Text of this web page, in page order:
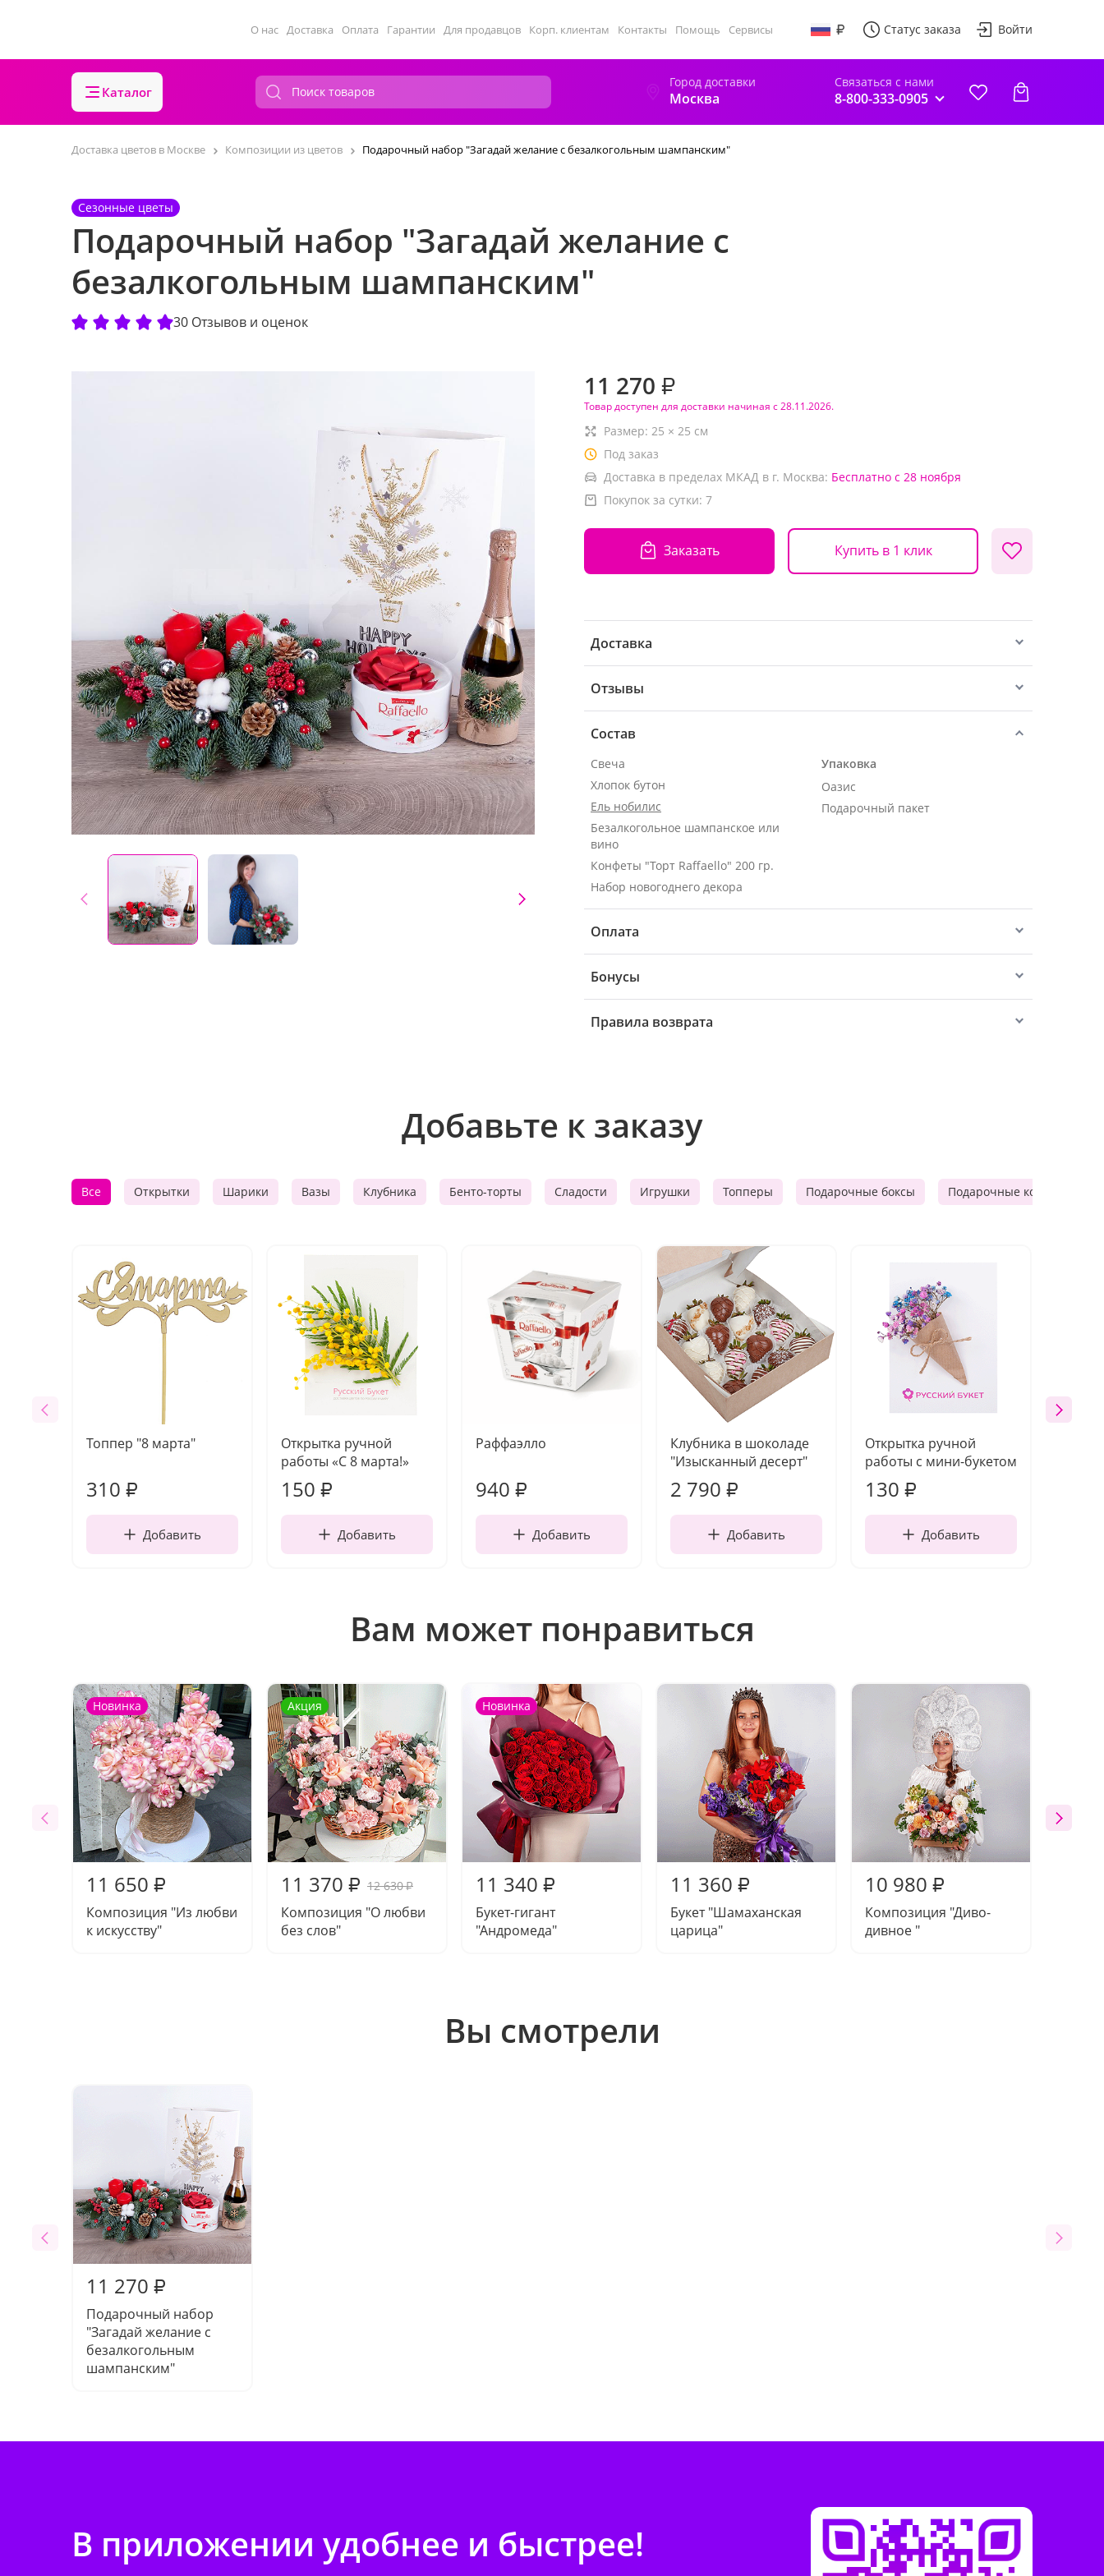
О нас Доставка Оплата Гарантии Для продавцов Корп. клиентам Контакты Помощь Сервисы Статус заказа Войти
Каталог
Город доставки
Москва
Связаться с нами
8-800-333-0905
Доставка цветов в Москве Композиции из цветов Подарочный набор "Загадай желание с безалкогольным шампанским"
Сезонные цветы
Подарочный набор "Загадай желание с
безалкогольным шампанским"
30 Отзывов и оценок
11 270 ₽
Товар доступен для доставки начиная с 28.11.2026.
Размер: 25 × 25 см
Под заказ
Доставка в пределах МКАД в г. Москва: Бесплатно с 28 ноября
Покупок за сутки: 7
Заказать Купить в 1 клик
Доставка
Отзывы
Состав
Свеча
Хлопок бутон
Ель нобилис
Безалкогольное шампанское или
вино
Конфеты "Торт Raffaello" 200 гр.
Набор новогоднего декора
Упаковка
Оазис
Подарочный пакет
Оплата
Бонусы
Правила возврата
Добавьте к заказу
Все Открытки Шарики Вазы Клубника Бенто-торты Сладости Игрушки Топперы Подарочные боксы Подарочные корзины
Топпер "8 марта"
310 ₽
Добавить
Открытка ручной
работы «С 8 марта!»
150 ₽
Добавить
Раффаэлло
940 ₽
Добавить
Клубника в шоколаде
"Изысканный десерт"
2 790 ₽
Добавить
Открытка ручной
работы с мини-букетом
130 ₽
Добавить
Вам может понравиться
Новинка
11 650 ₽
Композиция "Из любви
к искусству"
Акция
11 370 ₽ 12 630₽
Композиция "О любви
без слов"
Новинка
11 340 ₽
Букет-гигант
"Андромеда"
11 360 ₽
Букет "Шамаханская
царица"
10 980 ₽
Композиция "Диво-
дивное "
Вы смотрели
11 270 ₽
Подарочный набор
"Загадай желание с
безалкогольным
шампанским"
В приложении удобнее и быстрее!